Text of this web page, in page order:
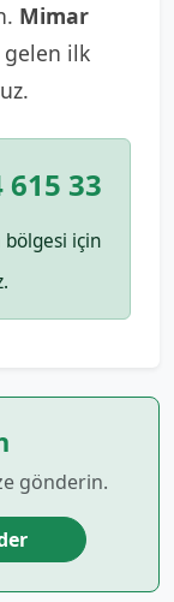
Mimar
ilk
615 33
için
gönderin.